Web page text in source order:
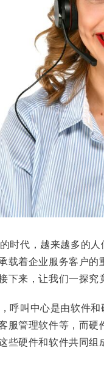
时代，越来越多的
载着企业服务客户
来，让我们一探究
呼叫中心是由软件
服管理软件等，而
些硬件和软件共同组